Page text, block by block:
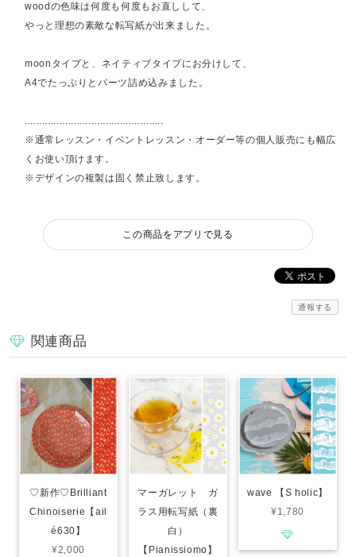
woodの色味は何度も何度もお直しして、
やっと理想の素敵な転写紙が出来ました。
moonタイプと、ネイティブタイプにお分けして、
A4でたっぷりとパーツ詰め込みました。
................................................
※通常レッスン・イベントレッスン・オーダー等の個人販売にも幅広
くお使い頂けます。
※デザインの複製は固く禁止致します。
この商品をアプリで見る
通報する
関連商品
♡新作♡Brilliant
Chinoiserie【ail
é630】
¥2,000
マーガレット ガ
ラス用転写紙（裏
白）
【Pianissiomo】
wave 【S holic】
¥1,780